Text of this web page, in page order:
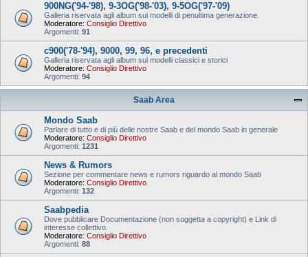
900NG('94-'98), 9-3OG('98-'03), 9-5OG('97-'09)
Galleria riservata agli album sui modelli di penultima generazione.
Moderatore: Consiglio Direttivo
Argomenti: 91
c900('78-'94), 9000, 99, 96, e precedenti
Galleria riservata agli album sui modelli classici e storici
Moderatore: Consiglio Direttivo
Argomenti: 94
Saab Area
Mondo Saab
Parlare di tutto e di più delle nostre Saab e del mondo Saab in generale
Moderatore: Consiglio Direttivo
Argomenti: 1231
News & Rumors
Sezione per commentare news e rumors riguardo al mondo Saab
Moderatore: Consiglio Direttivo
Argomenti: 132
Saabpedia
Dove pubblicare Documentazione (non soggetta a copyright) e Link di
interesse collettivo.
Moderatore: Consiglio Direttivo
Argomenti: 88